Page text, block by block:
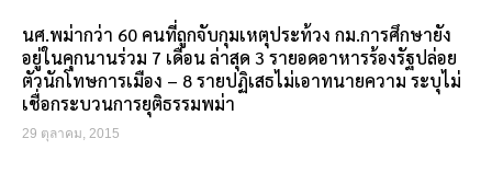
นศ.พม่ากว่า 60 คนที่ถูกจับกุมเหตุประท้วง กม.การศึกษายัง
อยู่ในคุกนานร่วม 7 เดือน ล่าสุด 3 รายอดอาหารร้องรัฐปล่อย
ตัวนักโทษการเมือง – 8 รายปฏิเสธไม่เอาทนายความ ระบุไม่
เชื่อกระบวนการยุติธรรมพม่า
29 ตุลาคม, 2015